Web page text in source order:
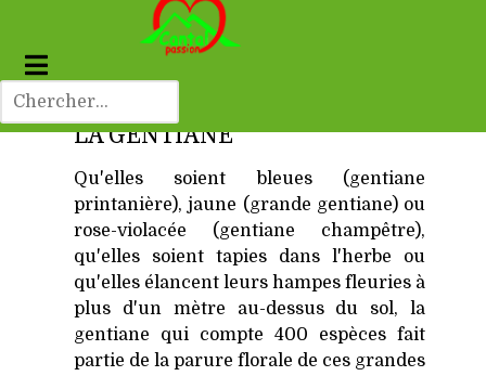
LA GENTIANE
Qu'elles soient bleues (gentiane
printanière), jaune (grande gentiane) ou
rose-violacée (gentiane champêtre),
qu'elles soient tapies dans l'herbe ou
qu'elles élancent leurs hampes fleuries à
plus d'un mètre au-dessus du sol, la
gentiane qui compte 400 espèces fait
partie de la parure florale de ces grandes